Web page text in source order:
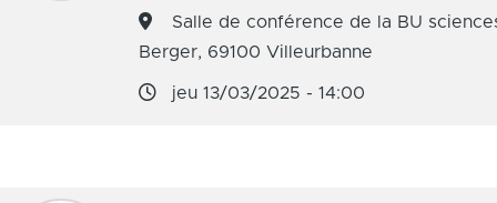
Salle de conférence de la BU
Berger, 69100 Villeurbanne
jeu 13/03/2025 - 14:00